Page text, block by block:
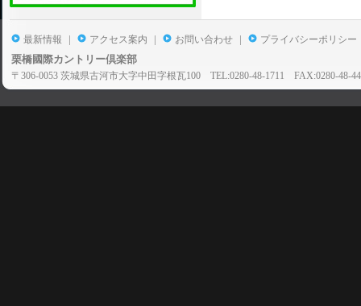
最新情報 | アクセス案内 | お問い合わせ | プライバシーポリシー
栗橋國際カントリー倶楽部
〒306-0053 茨城県古河市大字中田字根瓦100 TEL:0280-48-1711 FAX:0280-48-